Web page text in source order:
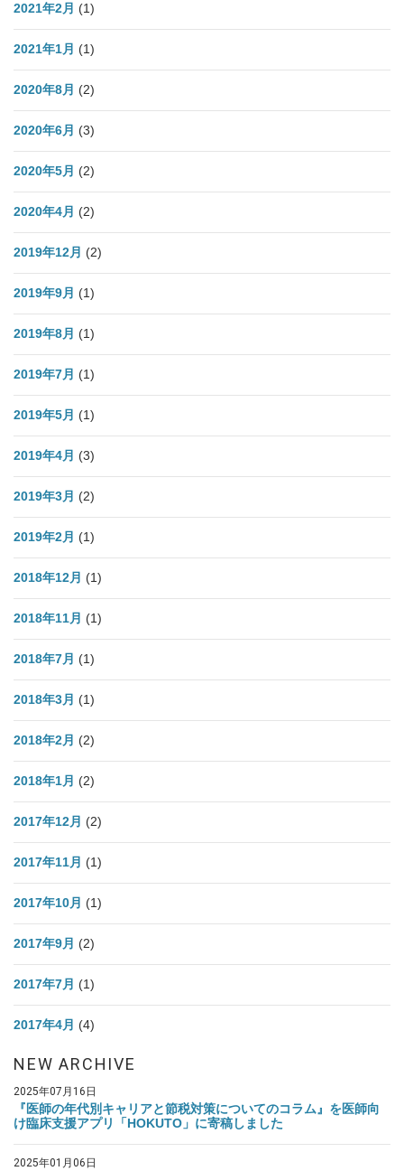
2021年2月 (1)
2021年1月 (1)
2020年8月 (2)
2020年6月 (3)
2020年5月 (2)
2020年4月 (2)
2019年12月 (2)
2019年9月 (1)
2019年8月 (1)
2019年7月 (1)
2019年5月 (1)
2019年4月 (3)
2019年3月 (2)
2019年2月 (1)
2018年12月 (1)
2018年11月 (1)
2018年7月 (1)
2018年3月 (1)
2018年2月 (2)
2018年1月 (2)
2017年12月 (2)
2017年11月 (1)
2017年10月 (1)
2017年9月 (2)
2017年7月 (1)
2017年4月 (4)
NEW ARCHIVE
2025年07月16日
『医師の年代別キャリアと節税対策についてのコラム』を医師向
け臨床支援アプリ「HOKUTO」に寄稿しました
2025年01月06日